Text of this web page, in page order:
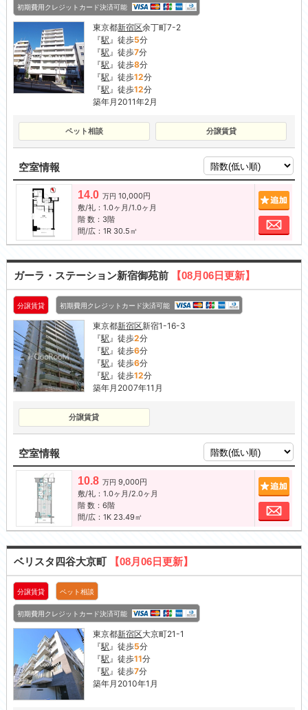
初期費用クレジットカード決済可能
東京都新宿区余丁町7-2
『駅』徒歩5分
『駅』徒歩7分
『駅』徒歩8分
『駅』徒歩12分
『駅』徒歩12分
築年月2011年2月
ペット相談 分譲賃貸
空室情報
14.0 万円 10,000円
敷/礼：1.0ヶ月/1.0ヶ月
階 数：3階
間/広：1R 30.5㎡
お
ガーラ・ステーション新宿御苑前 【08月06日更新】
分譲賃貸 初期費用クレジットカード決済可能
東京都新宿区新宿1-16-3
『駅』徒歩2分
『駅』徒歩6分
『駅』徒歩6分
『駅』徒歩12分
築年月2007年11月
分譲賃貸
空室情報
10.8 万円 9,000円
敷/礼：1.0ヶ月/2.0ヶ月
階 数：6階
間/広：1K 23.49㎡
お
ベリスタ四谷大京町 【08月06日更新】
分譲賃貸 ペット相談
初期費用クレジットカード決済可能
東京都新宿区大京町21-1
『駅』徒歩5分
『駅』徒歩11分
『駅』徒歩7分
築年月2010年1月